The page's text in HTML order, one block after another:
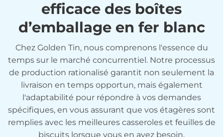
efficace des boîtes
d’emballage en fer blanc
Chez Golden Tin, nous comprenons l'essence du
temps sur le marché concurrentiel. Notre processus
de production rationalisé garantit non seulement la
livraison en temps opportun, mais également
l'adaptabilité pour répondre à vos demandes
spécifiques, en vous assurant que vos étagères sont
remplies avec les meilleures casseroles et feuilles de
biscuits lorsque vous en avez besoin.